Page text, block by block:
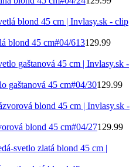
blond 45 cm#04/613129.99
gaštanová 45 cm#04/30129.99
blond 45 cm#04/27129.99